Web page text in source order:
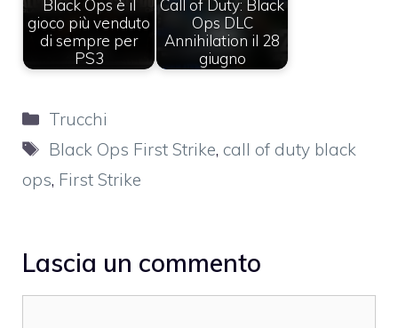
Black Ops è il
gioco più venduto
di sempre per
PS3
Call of Duty: Black
Ops DLC
Annihilation il 28
giugno
Categorie
Trucchi
Tag
Black Ops First Strike, call of duty black
ops, First Strike
Lascia un commento